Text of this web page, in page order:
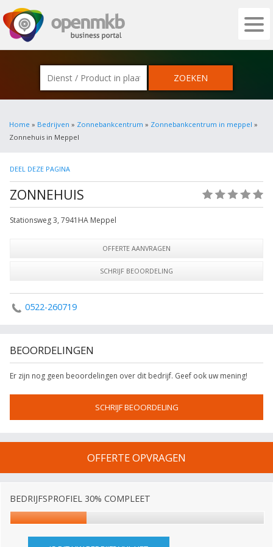
OPENMKB - DE ZAKELIJKE PORTAL
Home » Bedrijven » Zonnebankcentrum » Zonnebankcentrum in meppel »
Zonnehuis in Meppel
DEEL DEZE PAGINA
ZONNEHUIS
Stationsweg 3, 7941HA Meppel
OFFERTE AANVRAGEN
SCHRIJF BEOORDELING
0522-260719
BEOORDELINGEN
Er zijn nog geen beoordelingen over dit bedrijf. Geef ook uw mening!
SCHRIJF BEOORDELING
OFFERTE OPVRAGEN
BEDRIJFSPROFIEL 30% COMPLEET